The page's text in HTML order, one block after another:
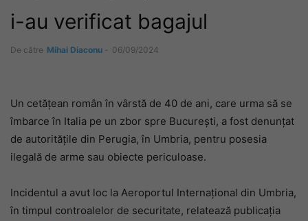
i-au verificat bagajul
De către Mihai Diaconu - 06/09/2024
Un cetățean român în vârstă de 40 de ani, care urma să se
îmbarce în Italia pe un zbor spre București, a fost denunțat
de autoritățile din Perugia, în Umbria, pentru posesia
ilegală de arme sau obiecte periculoase.
Incidentul a avut loc la Aeroportul Internațional din Umbria,
în timpul controalelor de securitate, relatează publicația